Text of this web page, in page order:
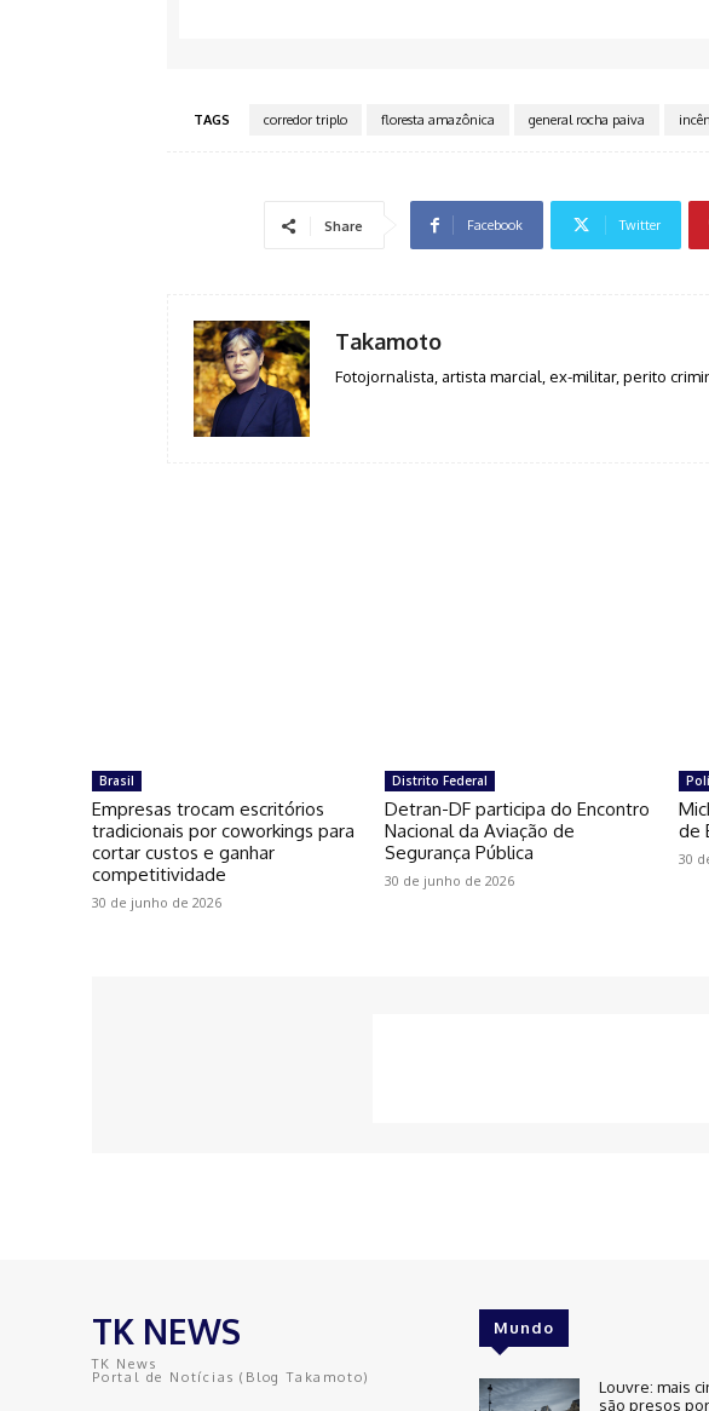
TAGS corredor triplo floresta amazônica general rocha paiva
Share Facebook Twitter
Takamoto
Fotojornalista, artista marcial, ex-militar, perito
Brasil
Empresas trocam escritórios
tradicionais por coworkings para
cortar custos e ganhar
competitividade
30 de junho de 2026
Distrito Federal
Detran-DF participa do Encontro
Nacional da Aviação de
Segurança Pública
30 de junho de 2026
de
30
TK NEWS
TK News
Portal de Notícias (Blog Takamoto)
Mundo
Louvre: mais
são presos por